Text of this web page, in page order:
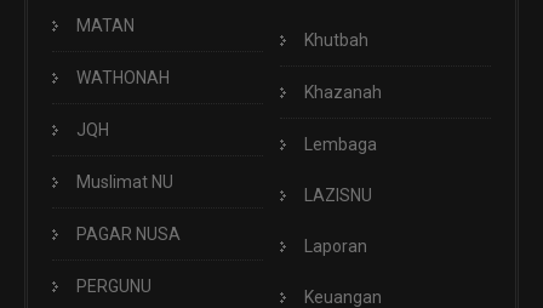
MATAN
WATHONAH
JQH
Muslimat NU
PAGAR NUSA
PERGUNU
Khutbah
Khazanah
Lembaga
LAZISNU
Laporan
Keuangan